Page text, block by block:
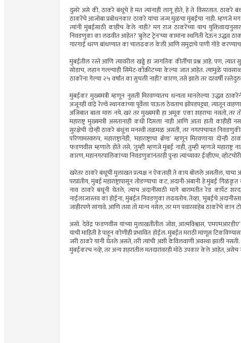
दुसरे असे की, ठाकरे बंधूंचे हे मत त्यांनाही लागू होते, हे ते विसरतात. ठाकरे
ठाकरेंचे आजोबा प्रबोधनकार ठाकरे यांचा जन्म मुळचा मुंबईचा नाही. म्हणजे
त्यांनी मुंबईसाठी काहीच केले नाही? मग राज ठाकरेंच्या याच
निवडणुका का लढवीत आहेत? ‘बुलेट ट्रेन’च्या कामांना स्थगिती देऊन उद्धव
गारगाई धरण बांधण्यात का चालढकल केली आणि समुद्राचे पाणी गोडे
मुंबईतील रस्ते आणि त्यावरील खड्डे हा जागतिक कीर्तीचा प्रश्न आहे. पण,
सोडाच, लहान गल्ल्याही सिमेंट-काँक्रीटच्या केल्या जात आहेत. त्यामुळे
ठाकरेंना गेल्या २५ वर्षांत का सुचली नाही? कारण, तसे झाले तर दरवर्षी
मुंबईकर मुख्यमंत्री म्हणून नुसती मिरवण्यातच धन्यता मानलेल्या उद्धव
अजूनही वांद्रे रेल्वे स्थानकाच्या पूर्वेला पाऊल ठेवताच झोपडपट्ट्या, त्यातून
अजिबात बाता मारु नये. खरं तर मुख्यमंत्री हा अमूक एका शहराचा नसतो, तर
महाराष्ट्र मुख्यमंत्री असतानाही कधी दिसला नाही आणि आता हाती काहीही
सुरक्षेची दोन्ही ठाकरे बंधूंना मनस्वी तळमळ असती, तर नगरपंचायत
परिणामस्वरुप, महाराष्ट्रानेही, ‘महाराष्ट्राचा ब्रॅण्ड’ म्हणून मिरवणार्‍या
फडणवीस म्हणाले होते तसे, ‘तुम्ही म्हणजे मुंबई नाही, तुम्ही म्हणजे महाराष्ट्र
कारण, महानगरपालिकांच्या निवडणुकांनंतरही पुन्हा त्यांच्यावर ईव्हीएम,
खरेतर ठाकरे बंधूंची मुलाखत प्रत्यक्ष न ऐकताही ते काय बोलले असतील, याचा
परप्रांतीय, मुंबई महाराष्ट्रापासून तोडण्याचा कट, अदानी-अंबानी हे मुंबई
नाव ठाकरे बंधूंनी घेतले, त्याच अदानींसाठी मागे बारामतीत रेड कार्पेट
नाईलाजास्तव का होईना, मुंबईत निवडणुका लढवतोय. तेव्हा, ‘मुंबईचे
जाहीरपणे सांगावे. आणि तसा तो मान्य नसेल, तर मग पवारसाहेब ठाकरेंचे कान
असो. देवेंद्र फडणवीस यांच्या मुलाखतीतील जोश, आत्मविश्वास,
याची माहिती हे पाहून कोणीही प्रभावित होईल. मुंबईत मराठी माणूस
जरी ठाकरे यांनी घेतले असते, तरी त्यांची अशी केविलवाणी अवस्था झाली
मुंबईकरच नव्हे, तर अन्य शहरांतील मतदारांवरही मोठे उपकार केले आहेत, असेच